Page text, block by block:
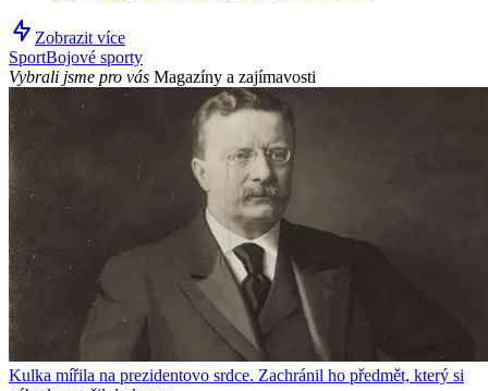
Zobrazit více
SportBojové sporty
Vybrali jsme pro vás Magazíny a zajímavosti
Kulka mířila na prezidentovo srdce. Zachránil ho předmět, který si